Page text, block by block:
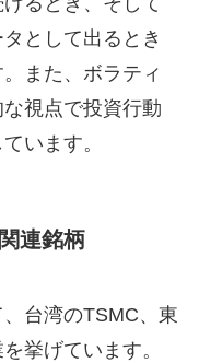
として出るとき
また、ボラティ
視点で投資行動
います。
連銘柄
台湾のTSMC、東
挙げています。